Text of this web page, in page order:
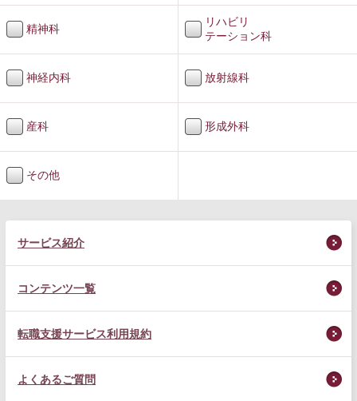
精神科
リハビリ
テーション科
神経内科 放射線科
産科 形成外科
その他
サービス紹介
コンテンツ一覧
転職支援サービス利用規約
よくあるご質問